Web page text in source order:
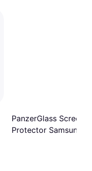
PanzerGlass Screen
Protector Samsung